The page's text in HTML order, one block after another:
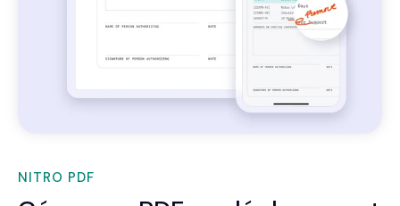
NITRO PDF